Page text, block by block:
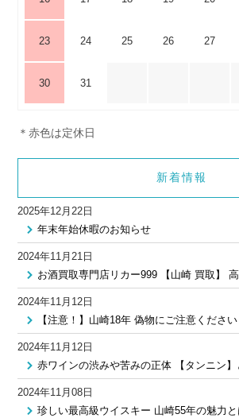
23 24 25 26 27
30 31
＊赤色は定休日
新着情報
2025年12月22日
年末年始休暇のお知らせ
2024年11月21日
お酒買取専門店リカー999 【山崎 買取】
2024年11月12日
【注意！】山崎18年 偽物にご注意ください
2024年11月12日
赤ワインの渋みや苦みの正体 【タンニン】
2024年11月08日
珍しい最高級ウイスキー 山崎55年の魅力と